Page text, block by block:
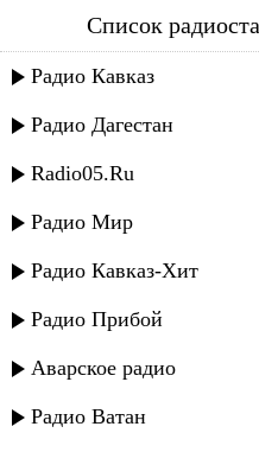
абдула
иншаллагь
Список
Радио Кавказ
Радио Дагестан
Radio05.Ru
Радио Мир
Радио Кавказ-Хит
Радио Прибой
Аварское радио
Радио Ватан
Абдула
Абдула